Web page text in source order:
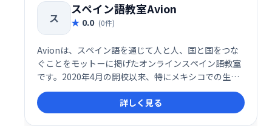
ス
スペイン語教室Avion
0.0 (0件)
Avionは、スペイン語を通じて人と人、国と国をつな
ぐことをモットーに掲げたオンラインスペイン語教室
です。2020年4月の開校以来、特にメキシコでの生活
やビジネスをサポートするために、メキシコのスペイ
ン語に特化したレッスンを提供しています。
詳しく見る